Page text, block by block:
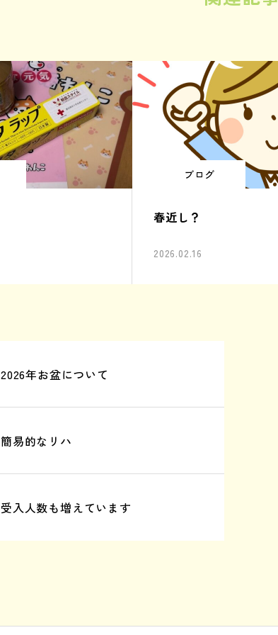
ブログ
春近し？
2026.02.16
2026年お盆について
簡易的なリハ
受入人数も増えています